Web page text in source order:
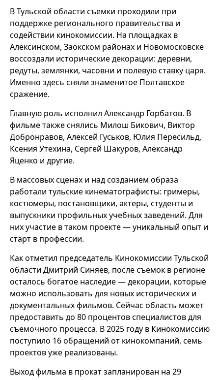
В Тульской области съемки проходили при
поддержке регионального правительства и
содействии кинокомиссии. На площадках в
Алексинском, Заокском районах и Новомосковске
воссоздали исторические декорации: деревни,
редуты, землянки, часовни и полевую ставку царя.
Именно здесь сняли знаменитое Полтавское
сражение.
Главную роль исполнил Александр Горбатов. В
фильме также снялись Милош Бикович, Виктор
Добронравов, Алексей Гуськов, Юлия Пересильд,
Ксения Утехина, Сергей Шакуров, Александр
Яценко и другие.
В массовых сценах и над созданием образа
работали тульские кинематографисты: гримеры,
костюмеры, постановщики, актеры, студенты и
выпускники профильных учебных заведений. Для
них участие в таком проекте — уникальный опыт и
старт в профессии.
Как отметил председатель Кинокомиссии Тульской
области Дмитрий Синяев, после съемок в регионе
осталось богатое наследие — декорации, которые
можно использовать для новых исторических и
документальных фильмов. Сейчас область может
предоставить до 80 процентов специалистов для
съемочного процесса. В 2025 году в Кинокомиссию
поступило 16 обращений от кинокомпаний, семь
проектов уже реализованы.
Выход фильма в прокат запланирован на 29